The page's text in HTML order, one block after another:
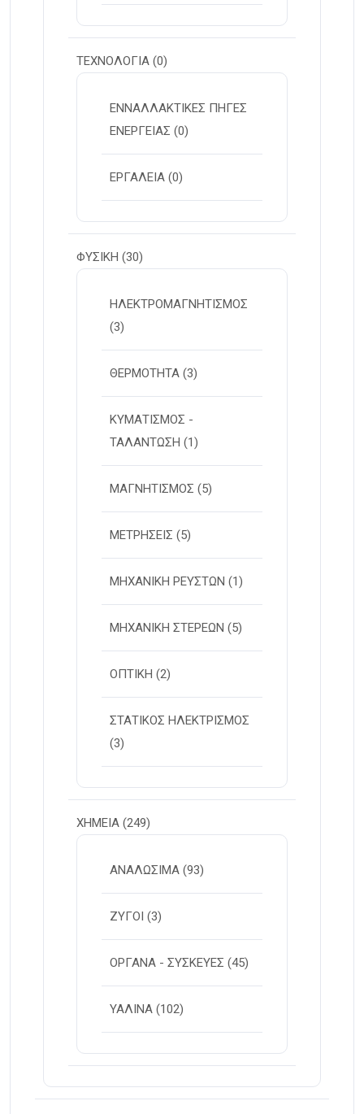
ΤΕΧΝΟΛΟΓΙΑ (0)
ΕΝΝΑΛΛΑΚΤΙΚΕΣ ΠΗΓΕΣ
ΕΝΕΡΓΕΙΑΣ (0)
ΕΡΓΑΛΕΙΑ (0)
ΦΥΣΙΚΗ (30)
ΗΛΕΚΤΡΟΜΑΓΝΗΤΙΣΜΟΣ
(3)
ΘΕΡΜΟΤΗΤΑ (3)
ΚΥΜΑΤΙΣΜΟΣ -
ΤΑΛΑΝΤΩΣΗ (1)
ΜΑΓΝΗΤΙΣΜΟΣ (5)
ΜΕΤΡΗΣΕΙΣ (5)
ΜΗΧΑΝΙΚΗ ΡΕΥΣΤΩΝ (1)
ΜΗΧΑΝΙΚΗ ΣΤΕΡΕΩΝ (5)
ΟΠΤΙΚΗ (2)
ΣΤΑΤΙΚΟΣ ΗΛΕΚΤΡΙΣΜΟΣ
(3)
ΧΗΜΕΙΑ (249)
ΑΝΑΛΩΣΙΜΑ (93)
ΖΥΓΟΙ (3)
ΟΡΓΑΝΑ - ΣΥΣΚΕΥΕΣ (45)
ΥΑΛΙΝΑ (102)